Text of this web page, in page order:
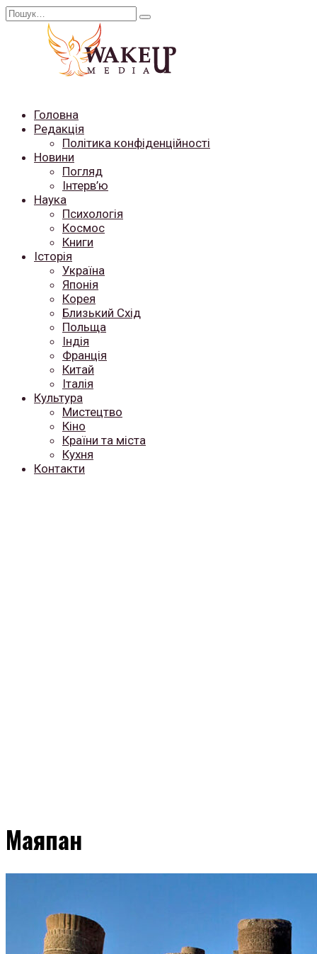
Перейти
Search
Головна
Редакція
Політика конфіденційності
Новини
Погляд
Інтерв’ю
Наука
Психологія
Космос
Книги
Історія
Україна
Японія
Корея
Близький Схід
Польща
Індія
Франція
Китай
Італія
Культура
Мистецтво
Кіно
Країни та міста
Кухня
Контакти
Маяпан